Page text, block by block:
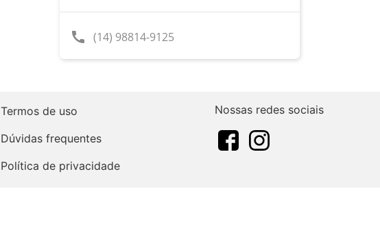
call (14) 98814-9125
Termos de uso
Dúvidas frequentes
Política de privacidade
Nossas redes sociais